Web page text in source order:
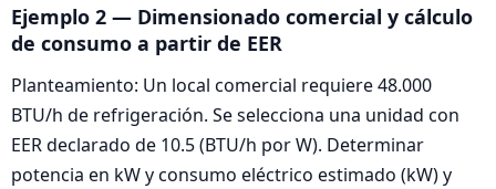
Ejemplo 2 — Dimensionado comercial y cálculo
de consumo a partir de EER
Planteamiento: Un local comercial requiere 48.000
BTU/h de refrigeración. Se selecciona una unidad con
EER declarado de 10.5 (BTU/h por W). Determinar
potencia en kW y consumo eléctrico estimado (kW) y